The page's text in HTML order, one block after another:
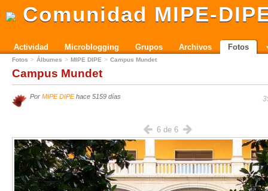
Comunidad MIPE-
Actividad Microblogging Grupos Archivos Fotos
Fotos Álbumes MIPE DIPE Campus Mundet
Campus Mundet
Por MIPE DIPE hace 5159 días
6 de 6